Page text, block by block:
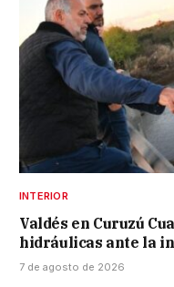
INTERIOR
Valdés en Curuzú
hidráulicas ante la
7 de agosto de 2026